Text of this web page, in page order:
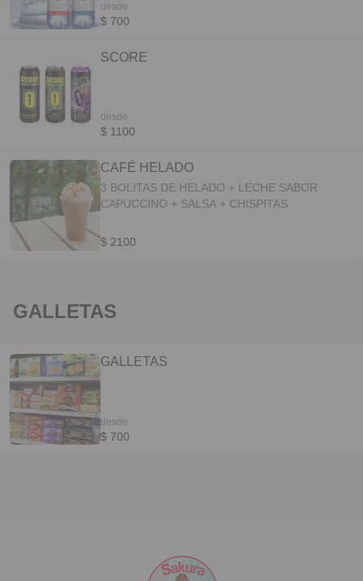
desde
$ 700
SCORE
desde
$ 1100
CAFÉ HELADO
3 BOLITAS DE HELADO + LECHE SABOR
CAPUCCINO + SALSA + CHISPITAS
$ 2100
GALLETAS
GALLETAS
desde
$ 700